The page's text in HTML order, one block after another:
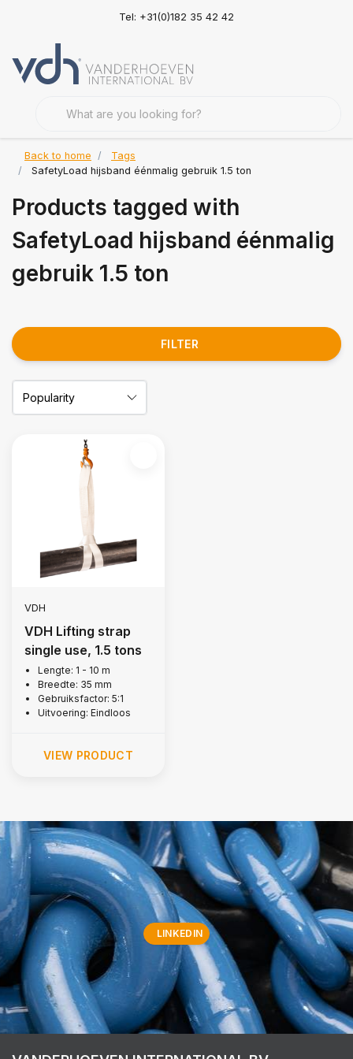
Tel: +31(0)182 35 42 42
Back to home
Tags
SafetyLoad hijsband éénmalig gebruik 1.5 ton
Products tagged with
SafetyLoad hijsband éénmalig
gebruik 1.5 ton
FILTER
VDH
VDH Lifting strap
single use, 1.5 tons
Lengte: 1 - 10 m
Breedte: 35 mm
Gebruiksfactor: 5:1
Uitvoering: Eindloos
VIEW PRODUCT
LINKEDIN